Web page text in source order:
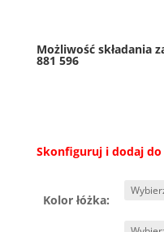
Możliwość składania
881 596
Skonfiguruj i dodaj
Kolor łóżka: